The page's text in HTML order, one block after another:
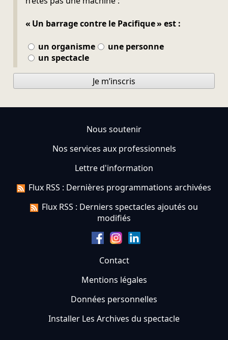
« Un barrage contre le Pacifique » est :
un organisme
une personne
un spectacle
Je m’inscris
Nous soutenir
Nos services aux professionnels
Lettre d'information
Flux RSS : Dernières programmations archivées
Flux RSS : Derniers spectacles ajoutés ou
modifiés
Contact
Mentions légales
Données personnelles
Installer Les Archives du spectacle